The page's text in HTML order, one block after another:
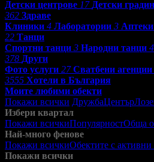
Детски центрове 17 Детски
362 Здраве
Клиники 4 Лаборатории 3 Аптеки
22 Танци
Спортни танци 3 Народни танци 4
378 Други
Фото услуги 27 Сватбени агенции
3555 Хотели в България
Моите любими обекти
Покажи всички ДружбаЦентър
Избери квартал
Покажи всичкиПопулярностОбща
Най-много фенове
Покажи всичкиОбектите с
Покажи всички